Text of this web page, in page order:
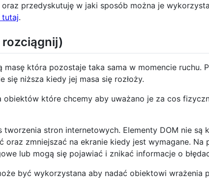
przedyskutuję w jaki sposób można je
tutaj.
która pozostaje taka sama w momencie ruchu.
się niższa kiedy jej masa się rozłoży.
które chcemy aby uważano je za cos
stron internetowych. Elementy DOM nie są
zmniejszać na ekranie kiedy jest wymagane. Na
lub mogą się pojawiać i znikać informacje o
być wykorzystana aby nadać obiektowi wrażenia